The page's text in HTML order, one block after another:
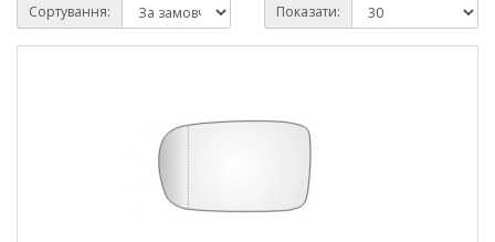
Сортування: Показати: